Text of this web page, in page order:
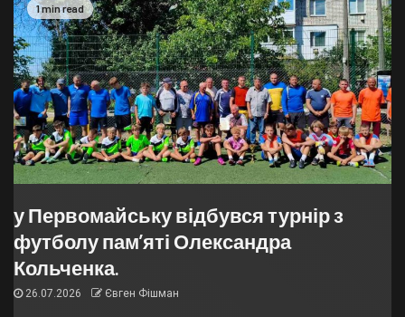
1 min read
у Первомайську відбувся турнір з
футболу пам’яті Олександра
Кольченка.
26.07.2026 Євген Фішман